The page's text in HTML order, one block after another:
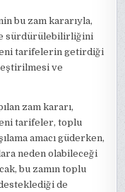
bu zam kararıyla,
sürdürülebilirliğini
tarifelerin getirdiği
ve
zam kararı,
tarifeler, toplu
amacı güderken,
neden olabileceği
bu zamın toplu
de